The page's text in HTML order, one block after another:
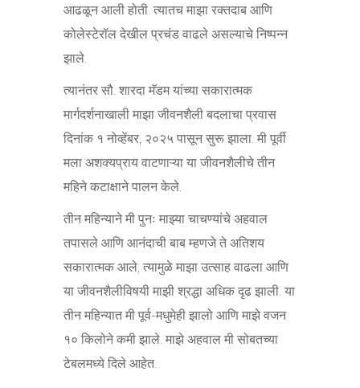
आढळून आली होती. त्यातच माझा रक्तदाब आणि
कोलेस्टेरॉल देखील प्रचंड वाढले असल्याचे निष्पन्न
झाले.
त्यानंतर सौ. शारदा मॅडम यांच्या सकारात्मक
मार्गदर्शनाखाली माझा जीवनशैली बदलाचा प्रवास
दिनांक १ नोव्हेंबर, २०२५ पासून सुरू झाला. मी पूर्वी
मला अशक्यप्राय वाटणाऱ्या या जीवनशैलीचे तीन
महिने कटाक्षाने पालन केले.
तीन महिन्याने मी पुनः माझ्या चाचण्यांचे अहवाल
तपासले आणि आनंदाची बाब म्हणजे ते अतिशय
सकारात्मक आले; त्यामुळे माझा उत्साह वाढला आणि
या जीवनशैलीविषयी माझी श्रद्धा अधिक दृढ झाली. या
तीन महिन्यात मी पूर्व-मधुमेही झालो आणि माझे वजन
१० किलोने कमी झाले. माझे अहवाल मी सोबतच्या
टेबलमध्ये दिले आहेत.